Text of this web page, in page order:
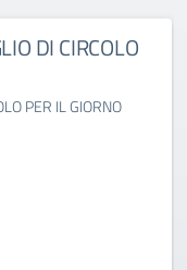
DI CIRCOLO
PER IL GIORNO